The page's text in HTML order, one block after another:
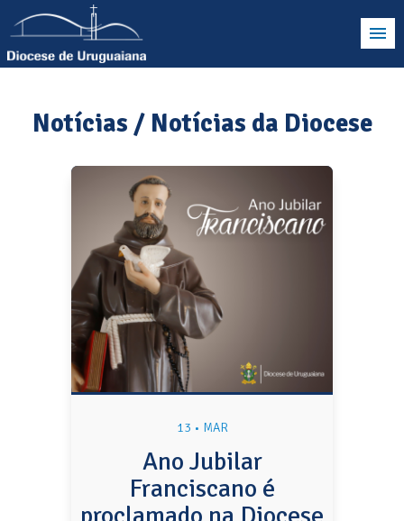
Notícias / Notícias da Diocese
13 • MAR
Ano Jubilar
Franciscano é